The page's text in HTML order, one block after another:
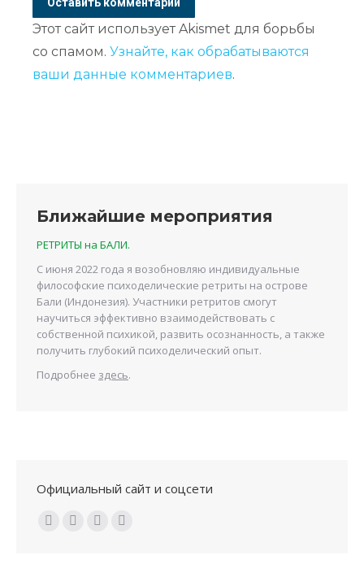
Этот сайт использует Akismet для борьбы
со спамом. Узнайте, как обрабатываются
ваши данные комментариев.
Ближайшие мероприятия
РЕТРИТЫ на БАЛИ.
С июня 2022 года я возобновляю индивидуальные
философские психоделические ретриты на острове
Бали (Индонезия). Участники ретритов смогут
научиться эффективно взаимодействовать с
собственной психикой, развить осознанность, а также
получить глубокий психоделический опыт.
Подробнее здесь.
Официальный сайт и соцсети
Ищите нас: